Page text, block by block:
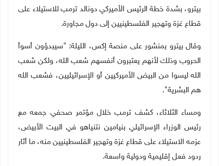
بيترو، بشدة خطة الرئيس الأميركي دونالد ترمب للاستيلاء على
قطاع غزة وتهجير الفلسطينيين إلى دول مجاورة.
وقال بيترو بمنشور على منصة إكس، الليلة: "سيبدؤون أسوأ
الحروب وذلك لأنهم يعتبرون أنفسهم شعب الله، ولكن شعب
الله ليسوا من البيض الأميركيين أو الإسرائيليين، فشعب الله
هم البشرية"
.
ومساء الثلاثاء، كشف ترمب خلال مؤتمر صحفي جمعه مع
رئيس الوزراء الإسرائيلي بنيامين نتنياهو في البيت الأبيض،
عزمه الاستيلاء على قطاع غزة وتهجير الفلسطينيين منه، ما أثار
ردود فعل إقليمية ودولية واسعة.